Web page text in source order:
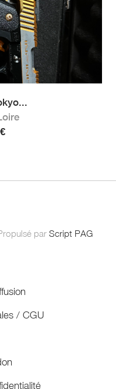
€
par Script PAG
/ CGU